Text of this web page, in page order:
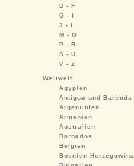
D - F
G - I
J - L
M - O
P - R
S - U
V - Z
Weltweit
Ägypten
Antigua und Barbuda
Argentinien
Armenien
Australien
Barbados
Belgien
Bosnien-Herzegowina